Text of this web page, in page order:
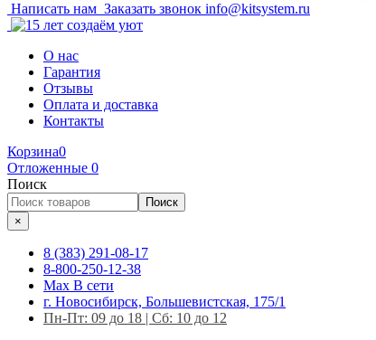
Написать нам Заказать звонок info@kitsystem.ru
О нас
Гарантия
Отзывы
Оплата и доставка
Контакты
Корзина0
Отложенные 0
Поиск
Поиск
×
8 (383) 291-08-17
8-800-250-12-38
Max В сети
г. Новосибирск, Большевистская, 175/1
Пн-Пт: 09 до 18 | Сб: 10 до 12